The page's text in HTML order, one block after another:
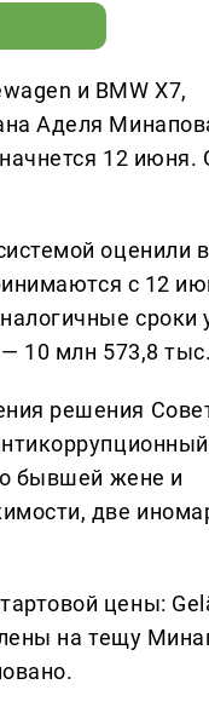
и BMW X7,
Аделя
12 июня.
оценили
с 12
сроки
10 млн 573,8
решения
бывшей жене и
две
цены:
на тещу